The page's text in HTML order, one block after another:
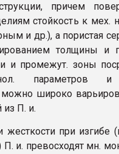
причем
стойкость к мех.
и др.), а пористая
толщины и
и промежут. зоны
параметров
можно широко
из П. и.
жесткости при изгибе
и. превосходят мн.